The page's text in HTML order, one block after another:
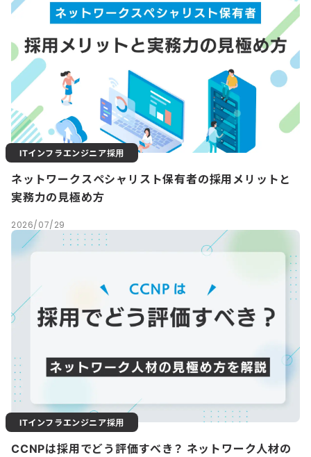
ITインフラエンジニア採用
ネットワークスペシャリスト保有者の採用メリットと
実務力の見極め方
2026/07/29
ITインフラエンジニア採用
CCNPは採用でどう評価すべき？ ネットワーク人材の